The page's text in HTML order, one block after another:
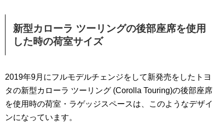
新型カローラ ツーリングの後部座席を使用
した時の荷室サイズ
2019年9月にフルモデルチェンジをして新発売をしたトヨ
タの新型カローラ ツーリング (Corolla Touring)の後部座席
を使用時の荷室・ラゲッジスペースは、このようなデザイ
ンになっています。